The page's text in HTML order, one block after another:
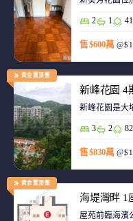
2 1
售 $600萬
黃金置頂盤
新峰花園 4
新峰花園是大
3 2
售 $830萬
黃金置頂盤
海堤灣畔 1
屋苑前臨海濱